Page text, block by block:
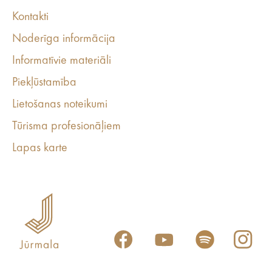
Kontakti
Noderīga informācija
Informatīvie materiāli
Piekļūstamība
Lietošanas noteikumi
Tūrisma profesionāļiem
Lapas karte